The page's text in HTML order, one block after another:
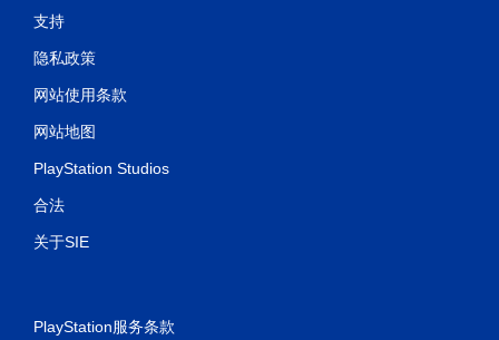
支持
隐私政策
网站使用条款
网站地图
PlayStation Studios
合法
关于SIE
PlayStation服务条款